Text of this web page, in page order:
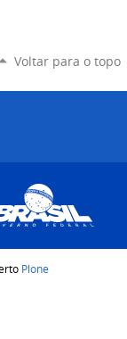
Voltar para o topo
Plone